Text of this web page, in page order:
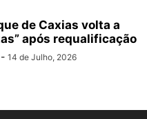
de Caxias volta a
após requalificação
- 14 de Julho, 2026